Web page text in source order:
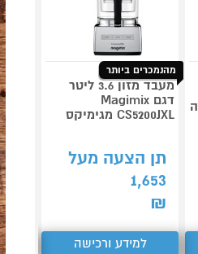
מהנמכרים ביותר
מעבד מזון 3.6 ליטר
דגם Magimix
CS5200JXL מגימיקס
תן הצעה מעל
1,653
₪
למידע ורכישה